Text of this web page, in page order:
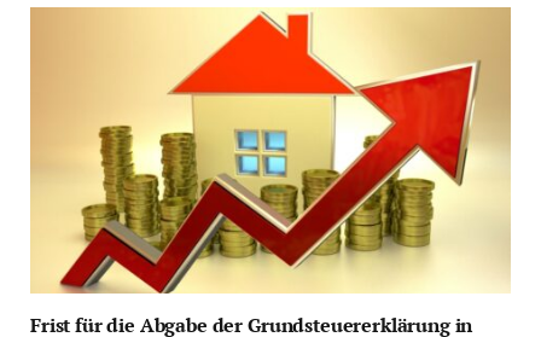
Frist für die Abgabe der Grundsteuererklärung in